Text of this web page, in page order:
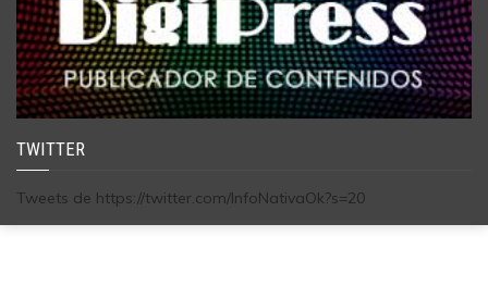
TWITTER
Tweets de https://twitter.com/InfoNativaOk?s=20